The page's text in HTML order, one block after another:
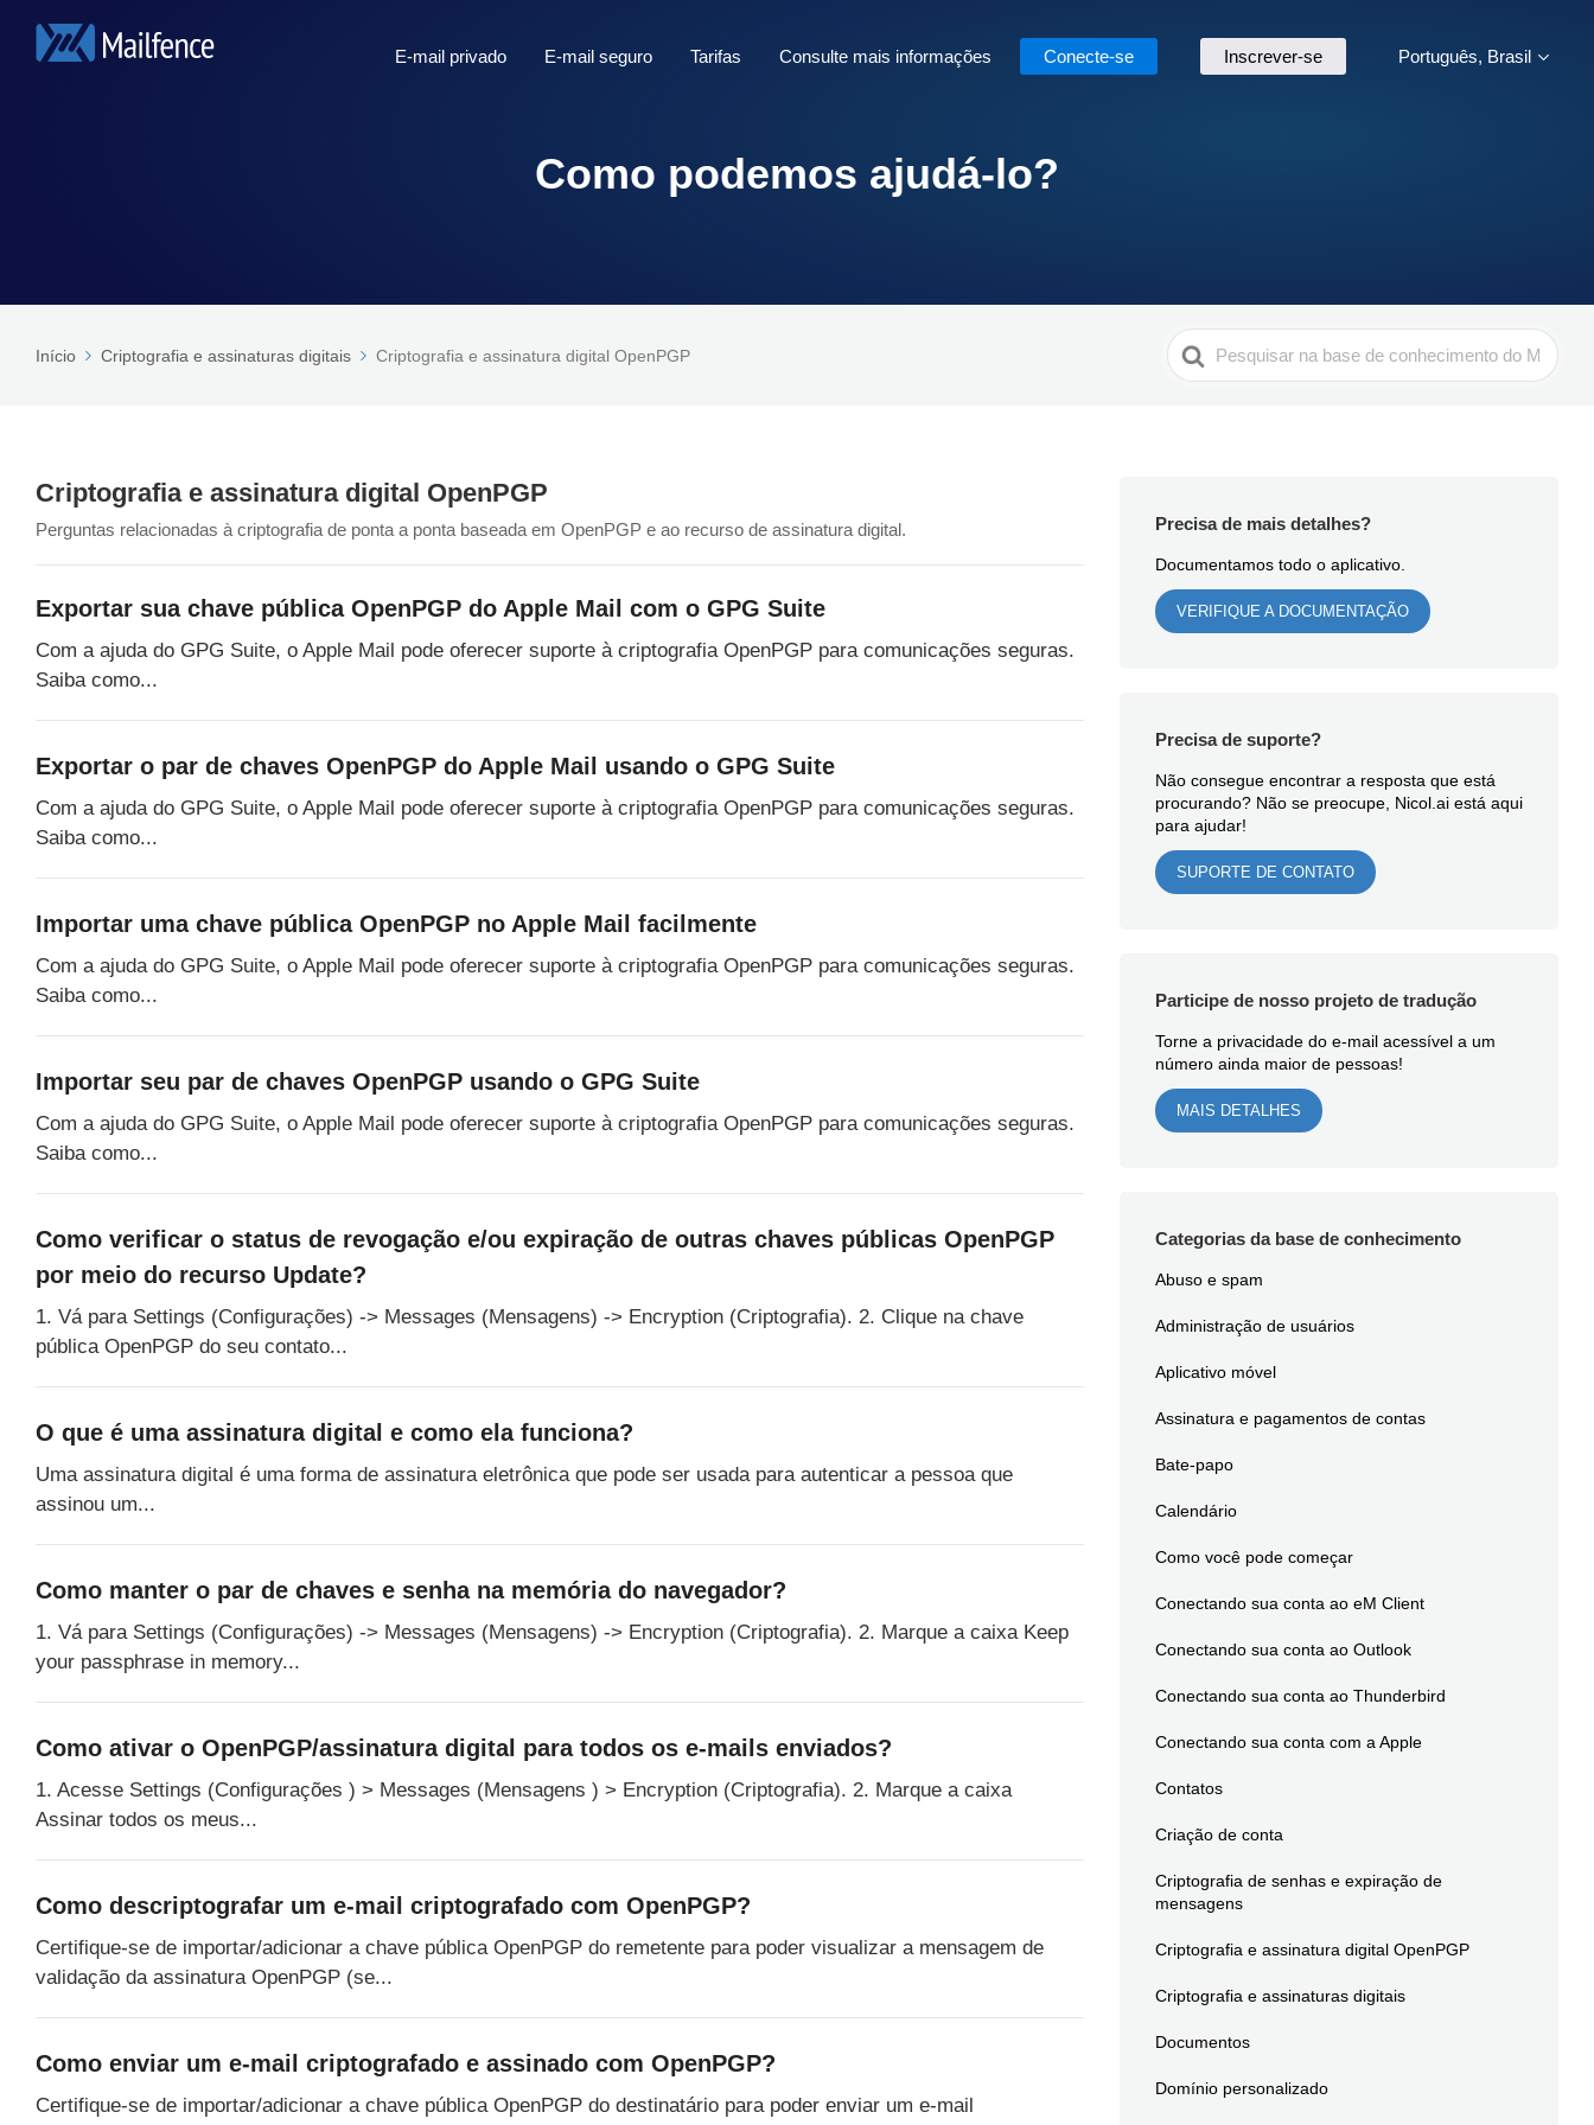
E-mail privado E-mail seguro Tarifas Consulte mais informações Conecte-se Inscrever-se Português, Brasil
Como podemos ajudá-lo?
Início Criptografia e assinaturas digitais Criptografia e assinatura digital OpenPGP
Search
For
Criptografia e assinatura digital OpenPGP
Perguntas relacionadas à criptografia de ponta a ponta baseada em OpenPGP e ao recurso de assinatura digital.
Exportar sua chave pública OpenPGP do Apple Mail com o GPG Suite
Com a ajuda do GPG Suite, o Apple Mail pode oferecer suporte à criptografia OpenPGP para comunicações seguras.
Saiba como...
Exportar o par de chaves OpenPGP do Apple Mail usando o GPG Suite
Com a ajuda do GPG Suite, o Apple Mail pode oferecer suporte à criptografia OpenPGP para comunicações seguras.
Saiba como...
Importar uma chave pública OpenPGP no Apple Mail facilmente
Com a ajuda do GPG Suite, o Apple Mail pode oferecer suporte à criptografia OpenPGP para comunicações seguras.
Saiba como...
Importar seu par de chaves OpenPGP usando o GPG Suite
Com a ajuda do GPG Suite, o Apple Mail pode oferecer suporte à criptografia OpenPGP para comunicações seguras.
Saiba como...
Como verificar o status de revogação e/ou expiração de outras chaves públicas OpenPGP
por meio do recurso Update?
1. Vá para Settings (Configurações) -> Messages (Mensagens) -> Encryption (Criptografia). 2. Clique na chave
pública OpenPGP do seu contato...
O que é uma assinatura digital e como ela funciona?
Uma assinatura digital é uma forma de assinatura eletrônica que pode ser usada para autenticar a pessoa que
assinou um...
Como manter o par de chaves e senha na memória do navegador?
1. Vá para Settings (Configurações) -> Messages (Mensagens) -> Encryption (Criptografia). 2. Marque a caixa Keep
your passphrase in memory...
Como ativar o OpenPGP/assinatura digital para todos os e-mails enviados?
1. Acesse Settings (Configurações ) > Messages (Mensagens ) > Encryption (Criptografia). 2. Marque a caixa
Assinar todos os meus...
Como descriptografar um e-mail criptografado com OpenPGP?
Certifique-se de importar/adicionar a chave pública OpenPGP do remetente para poder visualizar a mensagem de
validação da assinatura OpenPGP (se...
Como enviar um e-mail criptografado e assinado com OpenPGP?
Certifique-se de importar/adicionar a chave pública OpenPGP do destinatário para poder enviar um e-mail
Precisa de mais detalhes?
Documentamos todo o aplicativo.
VERIFIQUE A DOCUMENTAÇÃO
Precisa de suporte?
Não consegue encontrar a resposta que está
procurando? Não se preocupe, Nicol.ai está aqui
para ajudar!
SUPORTE DE CONTATO
Participe de nosso projeto de tradução
Torne a privacidade do e-mail acessível a um
número ainda maior de pessoas!
MAIS DETALHES
Categorias da base de conhecimento
Abuso e spam
Administração de usuários
Aplicativo móvel
Assinatura e pagamentos de contas
Bate-papo
Calendário
Como você pode começar
Conectando sua conta ao eM Client
Conectando sua conta ao Outlook
Conectando sua conta ao Thunderbird
Conectando sua conta com a Apple
Contatos
Criação de conta
Criptografia de senhas e expiração de
mensagens
Criptografia e assinatura digital OpenPGP
Criptografia e assinaturas digitais
Documentos
Domínio personalizado